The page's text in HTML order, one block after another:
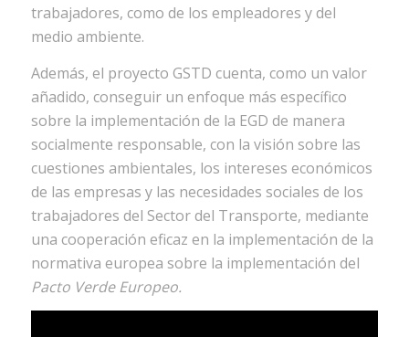
trabajadores, como de los empleadores y del
medio ambiente.
Además, el proyecto GSTD cuenta, como un valor
añadido, conseguir un enfoque más específico
sobre la implementación de la EGD de manera
socialmente responsable, con la visión sobre las
cuestiones ambientales, los intereses económicos
de las empresas y las necesidades sociales de los
trabajadores del Sector del Transporte, mediante
una cooperación eficaz en la implementación de la
normativa europea sobre la implementación del
Pacto Verde Europeo.